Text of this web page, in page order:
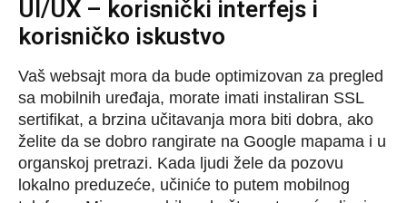
UI/UX – korisnički interfejs i
korisničko iskustvo
Vaš websajt mora da bude optimizovan za pregled
sa mobilnih uređaja, morate imati instaliran SSL
sertifikat, a brzina učitavanja mora biti dobra, ako
želite da se dobro rangirate na Google mapama i u
organskoj pretrazi. Kada ljudi žele da pozovu
lokalno preduzeće, učiniće to putem mobilnog